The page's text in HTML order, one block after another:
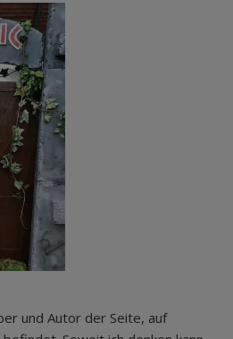
und Autor der Seite, auf